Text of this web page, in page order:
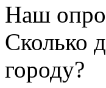
Наш
Сколько
городу?